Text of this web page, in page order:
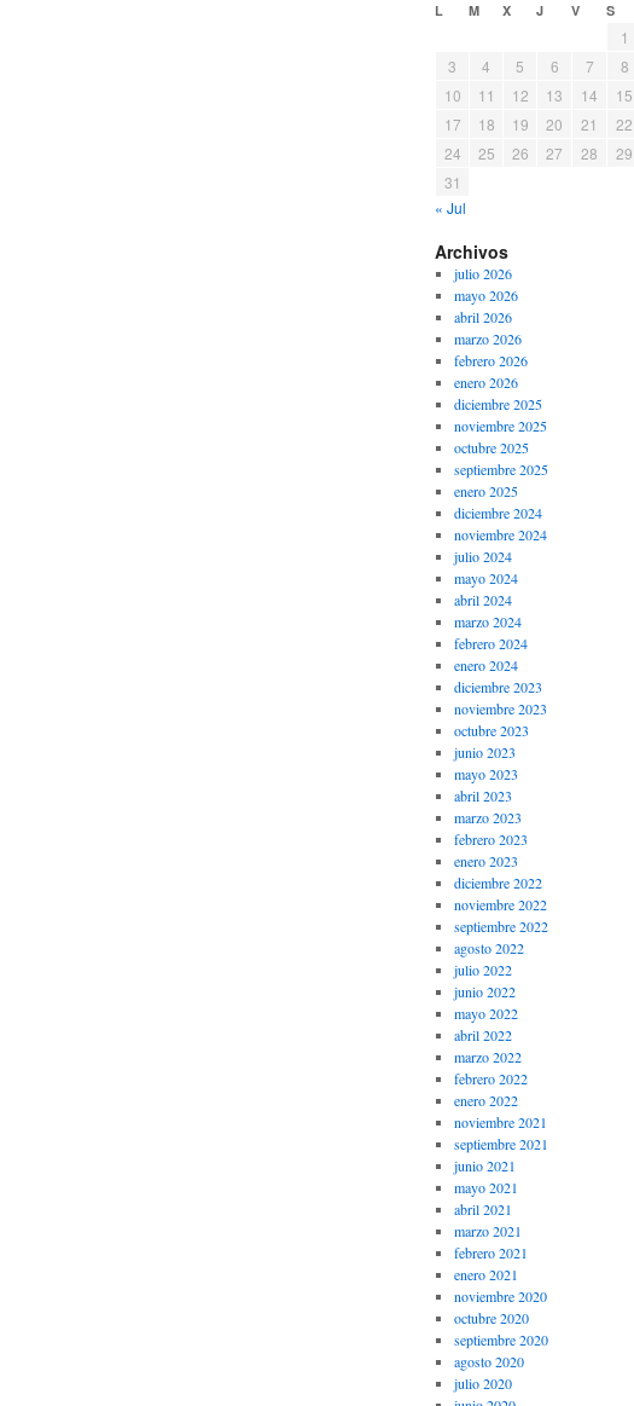
L M X J V S
1
3
4 5 6 7 8
10
11 12 13 14 15
17
18 19 20 21 22
24
25 26 27 28 29
31
« Jul
Archivos
julio 2026
mayo 2026
abril 2026
marzo 2026
febrero 2026
enero 2026
diciembre 2025
noviembre 2025
octubre 2025
septiembre 2025
enero 2025
diciembre 2024
noviembre 2024
julio 2024
mayo 2024
abril 2024
marzo 2024
febrero 2024
enero 2024
diciembre 2023
noviembre 2023
octubre 2023
junio 2023
mayo 2023
abril 2023
marzo 2023
febrero 2023
enero 2023
diciembre 2022
noviembre 2022
septiembre 2022
agosto 2022
julio 2022
junio 2022
mayo 2022
abril 2022
marzo 2022
febrero 2022
enero 2022
noviembre 2021
septiembre 2021
junio 2021
mayo 2021
abril 2021
marzo 2021
febrero 2021
enero 2021
noviembre 2020
octubre 2020
septiembre 2020
agosto 2020
julio 2020